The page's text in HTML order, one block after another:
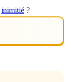
inimitié?